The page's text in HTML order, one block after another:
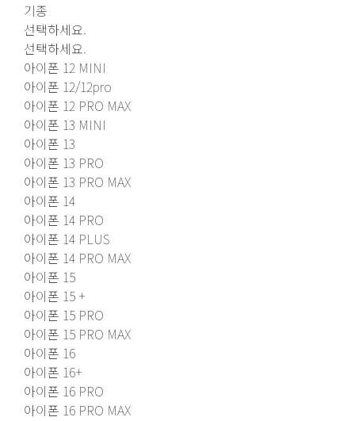
기종
선택하세요.
선택하세요.
아이폰 12 MINI
아이폰 12/12pro
아이폰 12 PRO MAX
아이폰 13 MINI
아이폰 13
아이폰 13 PRO
아이폰 13 PRO MAX
아이폰 14
아이폰 14 PRO
아이폰 14 PLUS
아이폰 14 PRO MAX
아이폰 15
아이폰 15 +
아이폰 15 PRO
아이폰 15 PRO MAX
아이폰 16
아이폰 16+
아이폰 16 PRO
아이폰 16 PRO MAX